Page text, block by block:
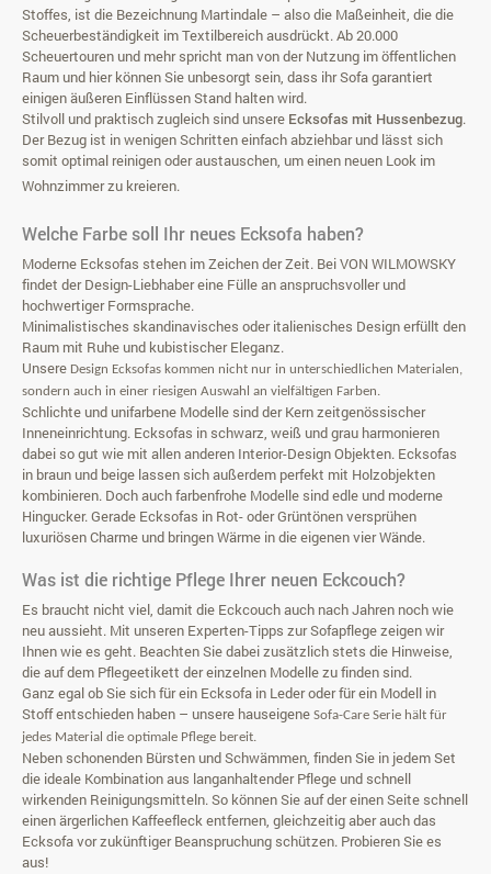
Stoffes, ist die Bezeichnung Martindale – also die Maßeinheit, die die
Scheuerbeständigkeit im Textilbereich ausdrückt. Ab 20.000
Scheuertouren und mehr spricht man von der Nutzung im öffentlichen
Raum und hier können Sie unbesorgt sein, dass ihr Sofa garantiert
einigen äußeren Einflüssen Stand halten wird.
Stilvoll und praktisch zugleich sind unsere Ecksofas mit Hussenbezug.
Der Bezug ist in wenigen Schritten einfach abziehbar und lässt sich
somit optimal reinigen oder austauschen, um einen neuen Look im
Wohnzimmer zu kreieren.
Welche Farbe soll Ihr neues Ecksofa haben?
Moderne Ecksofas stehen im Zeichen der Zeit. Bei VON WILMOWSKY
findet der Design-Liebhaber eine Fülle an anspruchsvoller und
hochwertiger Formsprache.
Minimalistisches skandinavisches oder italienisches Design erfüllt den
Raum mit Ruhe und kubistischer Eleganz.
Unsere Design Ecksofas kommen nicht nur in unterschiedlichen Materialen,
sondern auch in einer riesigen Auswahl an vielfältigen Farben.
Schlichte und unifarbene Modelle sind der Kern zeitgenössischer
Inneneinrichtung. Ecksofas in schwarz, weiß und grau harmonieren
dabei so gut wie mit allen anderen Interior-Design Objekten. Ecksofas
in braun und beige lassen sich außerdem perfekt mit Holzobjekten
kombinieren. Doch auch farbenfrohe Modelle sind edle und moderne
Hingucker. Gerade Ecksofas in Rot- oder Grüntönen versprühen
luxuriösen Charme und bringen Wärme in die eigenen vier Wände.
Was ist die richtige Pflege Ihrer neuen Eckcouch?
Es braucht nicht viel, damit die Eckcouch auch nach Jahren noch wie
neu aussieht. Mit unseren Experten-Tipps zur Sofapflege zeigen wir
Ihnen wie es geht. Beachten Sie dabei zusätzlich stets die Hinweise,
die auf dem Pflegeetikett der einzelnen Modelle zu finden sind.
Ganz egal ob Sie sich für ein Ecksofa in Leder oder für ein Modell in
Stoff entschieden haben – unsere hauseigene Sofa-Care Serie hält für
jedes Material die optimale Pflege bereit.
Neben schonenden Bürsten und Schwämmen, finden Sie in jedem Set
die ideale Kombination aus langanhaltender Pflege und schnell
wirkenden Reinigungsmitteln. So können Sie auf der einen Seite schnell
einen ärgerlichen Kaffeefleck entfernen, gleichzeitig aber auch das
Ecksofa vor zukünftiger Beanspruchung schützen. Probieren Sie es
aus!